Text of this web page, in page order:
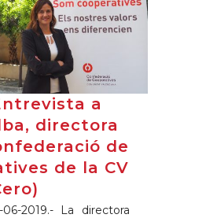
a
directora
de
de la CV
06-2019.- La directora